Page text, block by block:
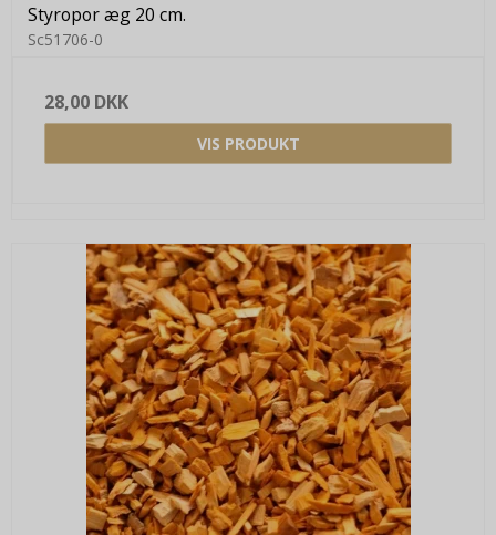
Styropor æg 20 cm.
Sc51706-0
28,00 DKK
VIS PRODUKT